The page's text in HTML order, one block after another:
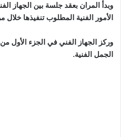
وبدأ المران بعقد جلسة بين الجهاز
الأمور الفنية المطلوب تنفيذها خلال
وركز الجهاز الفني في الجزء
الجمل الفنية.